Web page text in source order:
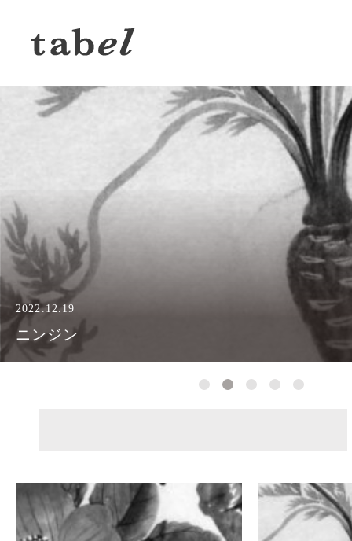
2022.12.12
ユキノシタ